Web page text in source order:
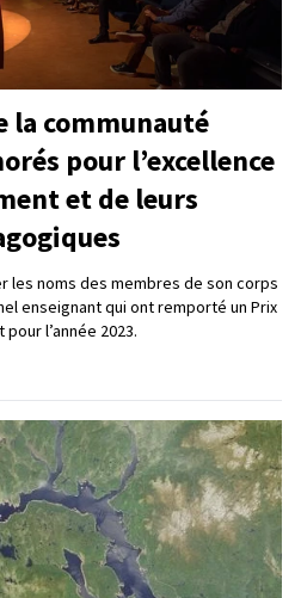
la communauté
pour l’excellence
et de leurs
les noms des membres de son corps
enseignant qui ont remporté un Prix
l’année 2023.